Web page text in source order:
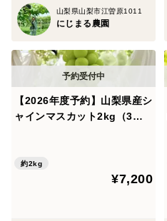
山梨県山梨市江曽原1011
にじまる農園
【2026年度予約】山梨県産シ
ャインマスカット2kg（3～5
約2kg
¥7,200